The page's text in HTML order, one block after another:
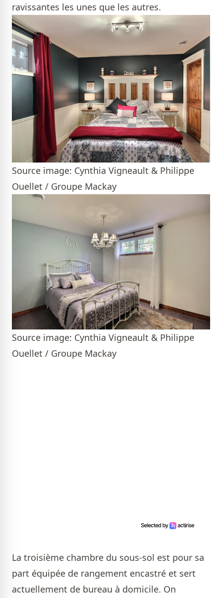
ravissantes les unes que les autres.
Source image: Cynthia Vigneault & Philippe
Ouellet / Groupe Mackay
Source image: Cynthia Vigneault & Philippe
Ouellet / Groupe Mackay
La troisième chambre du sous-sol est pour sa
part équipée de rangement encastré et sert
actuellement de bureau à domicile. On